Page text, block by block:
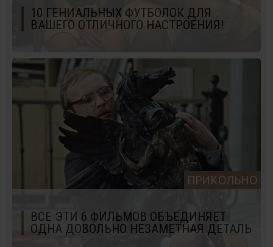
10 ГЕНИАЛЬНЫХ ФУТБОЛОК ДЛЯ
ВАШЕГО ОТЛИЧНОГО НАСТРОЕНИЯ!
ПРИКОЛЬНО
ВСЕ ЭТИ 6 ФИЛЬМОВ ОБЪЕДИНЯЕТ
ОДНА ДОВОЛЬНО НЕЗАМЕТНАЯ ДЕТАЛЬ